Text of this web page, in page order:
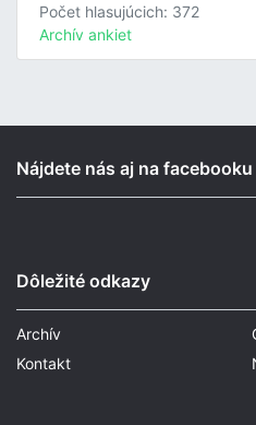
Počet hlasujúcich: 372
Archív ankiet
Nájdete nás aj na facebooku
Dôležité odkazy
Archív
Kontakt